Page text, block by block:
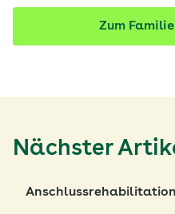
Zum
Nächster
Anschlussrehabilitation